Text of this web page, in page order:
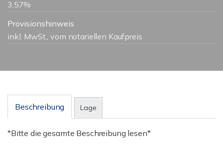
3,57%
Provisionshinweis
inkl. MwSt., vom notariellen Kaufpreis
Beschreibung Lage
*Bitte die gesamte Beschreibung lesen*